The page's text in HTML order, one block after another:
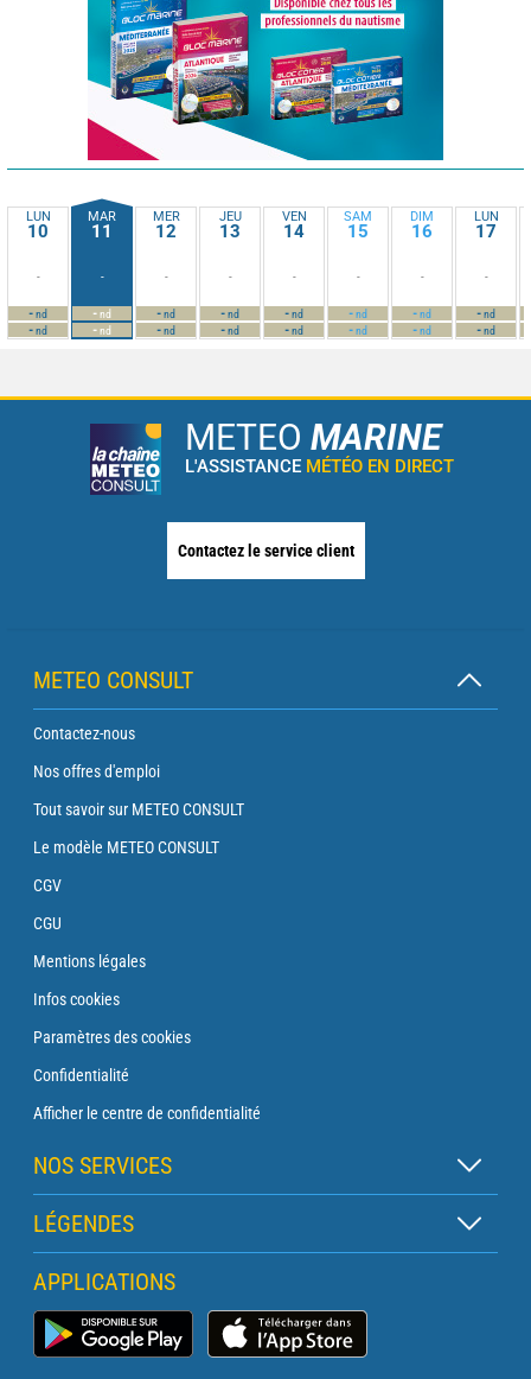
LUN
10
-
-nd
-nd
MAR
11
-
-nd
-nd
MER
12
-
-nd
-nd
JEU
13
-
-nd
-nd
VEN
14
-
-nd
-nd
SAM
15
-
-nd
-nd
DIM
16
-
-nd
-nd
LUN
17
-
-nd
-nd
METEO MARINE
L'ASSISTANCE MÉTÉO EN DIRECT
Contactez le service client
METEO CONSULT
Contactez-nous
Nos offres d'emploi
Tout savoir sur METEO CONSULT
Le modèle METEO CONSULT
CGV
CGU
Mentions légales
Infos cookies
Paramètres des cookies
Confidentialité
Afficher le centre de confidentialité
NOS SERVICES
Abonnement Zen
Abonnement Balise
Abonnement Traversée
Abonnement Phare
LÉGENDES
Légende des cartes
Légende des pictogrammes
Glossaire
APPLICATIONS
Application Météo Marine